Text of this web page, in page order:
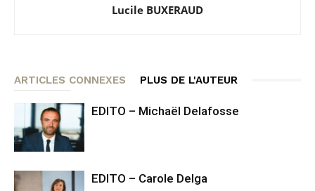
Lucile BUXERAUD
ARTICLES CONNEXES PLUS DE L'AUTEUR
EDITO – Michaël Delafosse
EDITO – Carole Delga